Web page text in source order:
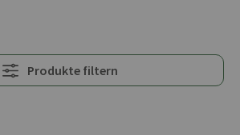
Produkte filtern